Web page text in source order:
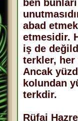
ben
abad
etmesidir.
iş de
terkler, her
Ancak
kolundan
terkdir.
Rüfai